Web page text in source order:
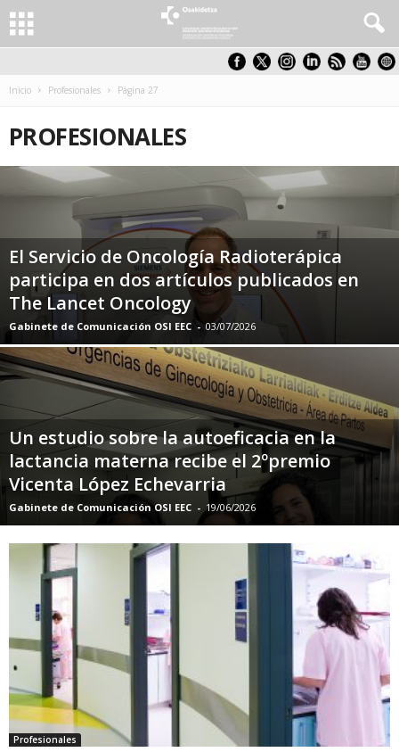
Inicio Profesionales Página 27
PROFESIONALES
El Servicio de Oncología Radioterápica
participa en dos artículos publicados en
The Lancet Oncology
Gabinete de Comunicación OSI EEC - 03/07/2026
Un estudio sobre la autoeficacia en la
lactancia materna recibe el 2ºpremio
Vicenta López Echevarria
Gabinete de Comunicación OSI EEC - 19/06/2026
Profesionales